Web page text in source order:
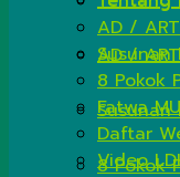
AD /
Susunan
8 Pokok
AD /
Susunan
8 Pokok
Fatwa
Daftar
Video